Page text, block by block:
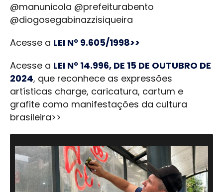
@manunicola @prefeiturabento
@diogosegabinazzisiqueira
Acesse a LEI Nº 9.605/1998>>
Acesse a LEI Nº 14.996, DE 15 DE OUTUBRO DE
2024, que reconhece as expressões
artísticas charge, caricatura, cartum e
grafite como manifestações da cultura
brasileira>>